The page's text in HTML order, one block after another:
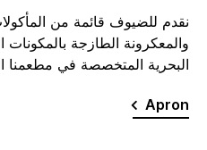
نقدم للضيوف قائمة من
والمعكرونة الطازجة بالمكونات
البحرية المتخصصة في مطعمنا المكون
Apron